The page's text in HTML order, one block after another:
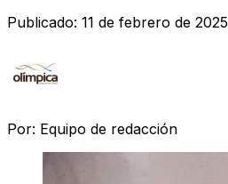
Publicado: 11 de febrero de
Por: Equipo de redacción